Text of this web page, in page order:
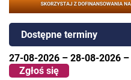
Dostępne terminy
27-08-2026 – 28-08-2026 –
Zgłoś się